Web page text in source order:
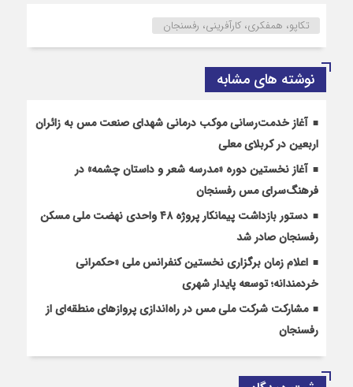
تکاپو، همفکری، کارآفرینی، رفسنجان
نوشته های مشابه
آغاز خدمت‌رسانی موکب درمانی شهدای صنعت مس به زائران
اربعین در کربلای معلی
آغاز نخستین دوره «مدرسه شعر و داستان چشمه» در
فرهنگ‌سرای مس رفسنجان
دستور بازداشت پیمانکار پروژه ۴۸ واحدی نهضت ملی مسکن
رفسنجان صادر شد
اعلام زمان برگزاری نخستین کنفرانس ملی «حکمرانی
خردمندانه؛ توسعه پایدار شهری
مشارکت شرکت ملی مس در راه‌اندازی پروازهای منطقه‌ای از
رفسنجان